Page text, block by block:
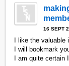
16 SEPT
I like the
I will bookmark
I am quite